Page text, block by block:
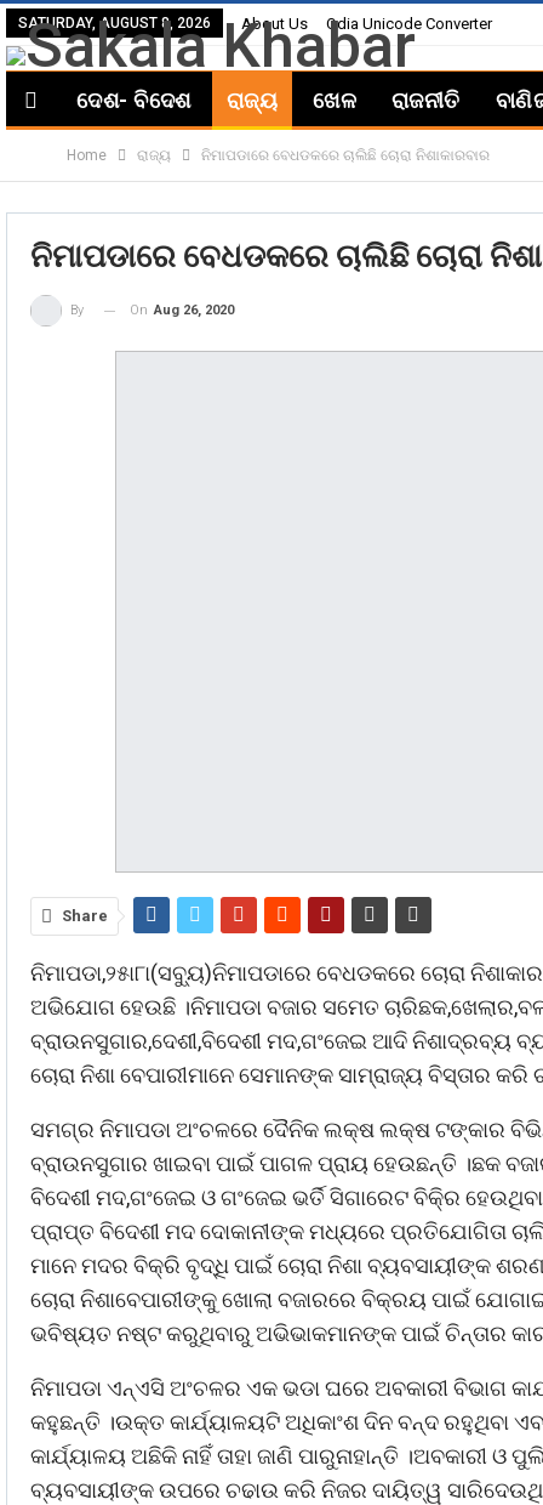
SATURDAY, AUGUST 8, 2026 About Us Odia Unicode Converter
ଦେଶ- ବିଦେଶ ରାଜ୍ୟ ଖେଳ ରାଜନୀତି
Home ରାଜ୍ୟ ନିମାପଡାରେ ବେଧଡକରେ ଚାଲିଛି ଚୋରା ନିଶାକାରବାର
ନିମାପଡାରେ ବେଧଡକରେ ଚାଲିଛି ଚୋରା
By On Aug 26, 2020
Share
ନିମାପଡା,୨୫ା୮ା(ସବୁ୍ୟ)ନିମାପଡାରେ ବେଧଡକରେ ଚୋରା
ଅଭିଯୋଗ ହେଉଛି ।ନିମାପଡା ବଜାର ସମେତ
ବ୍ରାଉନସୁଗାର,ଦେଶୀ,ବିଦେଶୀ ମଦ,ଗଂଜେଇ ଆଦି ନିଶାଦ୍ରବ୍ୟ
ଚୋରା ନିଶା ବେପାରୀମାନେ ସେମାନଙ୍କ ସାମ୍ରାଜ୍ୟ ବିସ୍ତାର କରି
ସମଗ୍ର ନିମାପଡା ଅଂଚଳରେ ଦୈନିକ ଲକ୍ଷ ଲକ୍ଷ ଟଙ୍କାର
ବ୍ରାଉନସୁଗାର ଖାଇବା ପାଇଁ ପାଗଳ ପ୍ରାୟ ହେଉଛନ୍ତି ।ଛକ
ବିଦେଶୀ ମଦ,ଗଂଜେଇ ଓ ଗଂଜେଇ ଭର୍ତି ସିଗାରେଟ ବିକି୍ର
ପ୍ରାପ୍ତ ବିଦେଶୀ ମଦ ଦୋକାନୀଙ୍କ ମଧ୍ୟରେ ପ୍ରତିଯୋଗିତା
ମାନେ ମଦର ବିକ୍ରି ବୃଦ୍ଧି ପାଇଁ ଚୋରା ନିଶା ବ୍ୟବସାୟୀଙ୍କ
ଚୋରା ନିଶାବେପାରୀଙ୍କୁ ଖୋଲା ବଜାରରେ ବିକ୍ରୟ ପାଇଁ
ଭବିଷ୍ୟତ ନଷ୍ଟ କରୁଥିବାରୁ ଅଭିଭାକମାନଙ୍କ ପାଇଁ ଚିନ୍ତାର
ନିମାପଡା ଏନ୍ଏସି ଅଂଚଳର ଏକ ଭଡା ଘରେ ଅବକାରୀ ବିଭାଗ
କହୁଛନ୍ତି ।ଉକ୍ତ କାର୍ଯ୍ୟାଳୟଟି ଅଧିକାଂଶ ଦିନ ବନ୍ଦ ରହୁଥିବା
କାର୍ଯ୍ୟାଳୟ ଅଛିକି ନାହିଁ ତାହା ଜାଣି ପାରୁନାହାନ୍ତି ।ଅବକାରୀ
ବ୍ୟବସାୟୀଙ୍କ ଉପରେ ଚଢାଉ କରି ନିଜର ଦାୟିତ୍ୱ